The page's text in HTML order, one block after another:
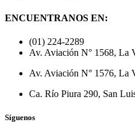
ENCUENTRANOS EN:
(01) 224-2289
Av. Aviación N° 1568, La
Av. Aviación N° 1576, La
Ca. Río Piura 290, San
Síguenos